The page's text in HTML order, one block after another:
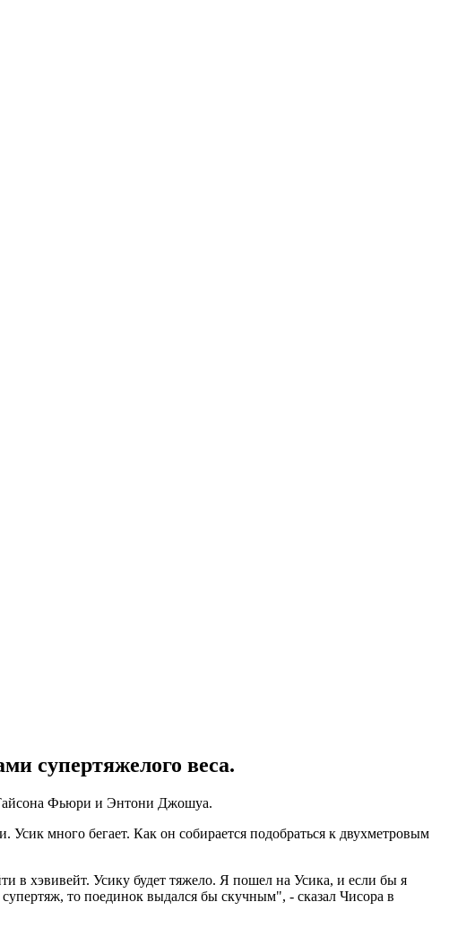
супертяжелого веса.
Фьюри и Энтони Джошуа.
много бегает. Как он собирается подобраться к двухметровым
в хэвивейт. Усику будет тяжело. Я пошел на Усика, и если бы я
то поединок выдался бы скучным", - сказал Чисора в